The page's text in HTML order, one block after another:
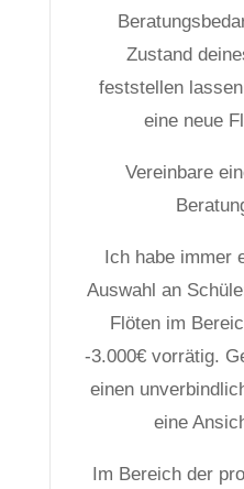
Zustand
feststellen
eine neue
Vereinbare
Ich habe immer
Auswahl an
Flöten im
-3.000€ vorrätig.
einen
eine
Im Bereich der